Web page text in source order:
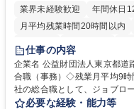
業界未経験歓迎
年間休日
月平均残業時間20時間以内
研修あり
退職金あり
駅近5分以内
資格取得手当
仕事の内容
企業名 公益財団法人東京都道路整備保全公社 求
合職（事務）◇残業月平均9時間未満
社の総合職として、ジョブロ
等のフロント部門の部署等幅
必要な経験・能力等